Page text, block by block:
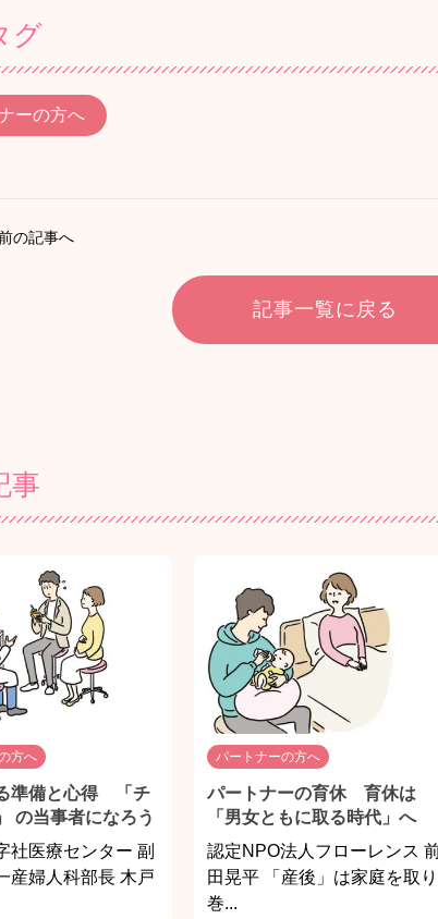
グ
ーの方へ
の記事へ
記事一覧に戻る
事
方へ
準備と心得 「チ
の当事者になろう
社医療センター 副
産婦人科部長 木戸
パートナーの方へ
パートナーの育休 育休は
「男女ともに取る時代」へ
認定NPO法人フローレンス
田晃平 「産後」は家庭を取り
巻...